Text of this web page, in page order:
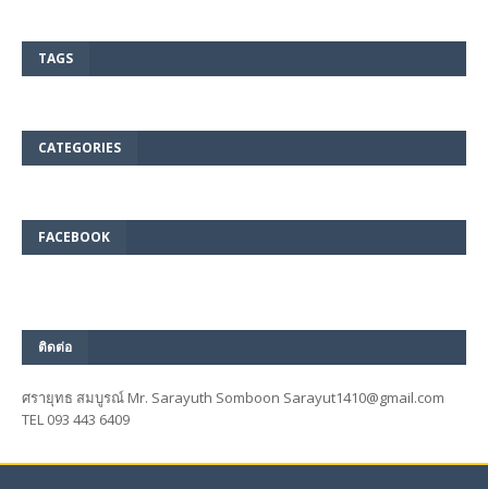
TAGS
CATEGORIES
FACEBOOK
ติดต่อ
ศรายุทธ สมบูรณ์ Mr. Sarayuth Somboon Sarayut1410@gmail.com
TEL 093 443 6409